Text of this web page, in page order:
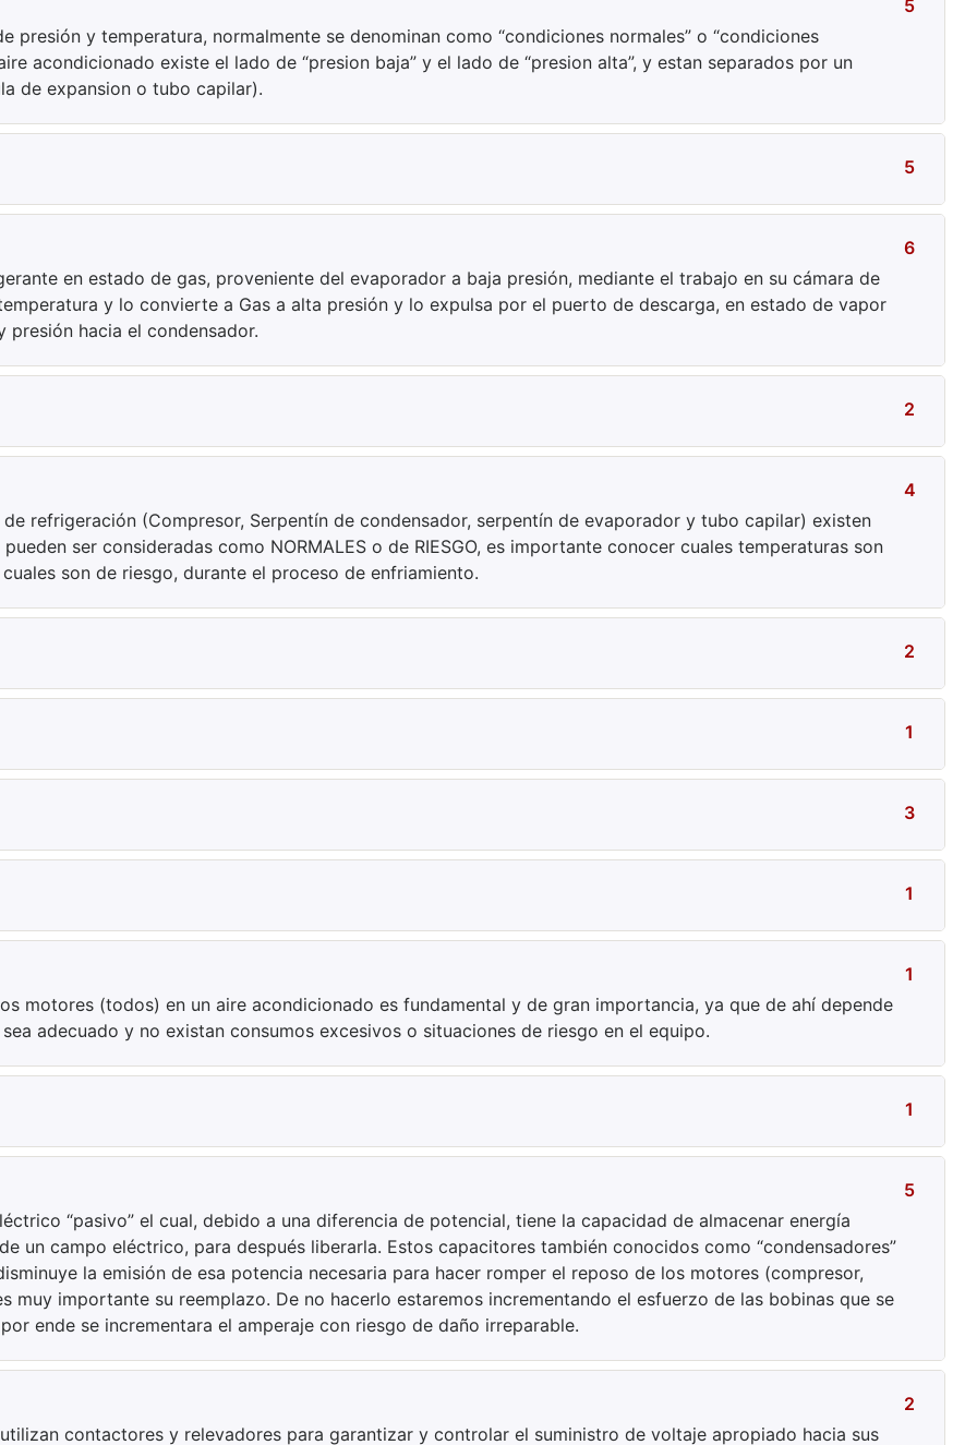
presión y temperatura, normalmente se denominan como “condiciones normales” o “condiciones
acondicionado existe el lado de “presion baja” y el lado de “presion alta”, y estan separados por un
de expansion o tubo capilar).
5
5
en estado de gas, proveniente del evaporador a baja presión, mediante el trabajo en su cámara de
y lo convierte a Gas a alta presión y lo expulsa por el puerto de descarga, en estado de vapor
hacia el condensador.
6
2
refrigeración (Compresor, Serpentín de condensador, serpentín de evaporador y tubo capilar) existen
ser consideradas como NORMALES o de RIESGO, es importante conocer cuales temperaturas son
son de riesgo, durante el proceso de enfriamiento.
4
2
1
3
1
motores (todos) en un aire acondicionado es fundamental y de gran importancia, ya que de ahí depende
adecuado y no existan consumos excesivos o situaciones de riesgo en el equipo.
1
1
“pasivo” el cual, debido a una diferencia de potencial, tiene la capacidad de almacenar energía
un campo eléctrico, para después liberarla. Estos capacitores también conocidos como “condensadores”
la emisión de esa potencia necesaria para hacer romper el reposo de los motores (compresor,
muy importante su reemplazo. De no hacerlo estaremos incrementando el esfuerzo de las bobinas que se
ende se incrementara el amperaje con riesgo de daño irreparable.
5
contactores y relevadores para garantizar y controlar el suministro de voltaje apropiado hacia sus
2